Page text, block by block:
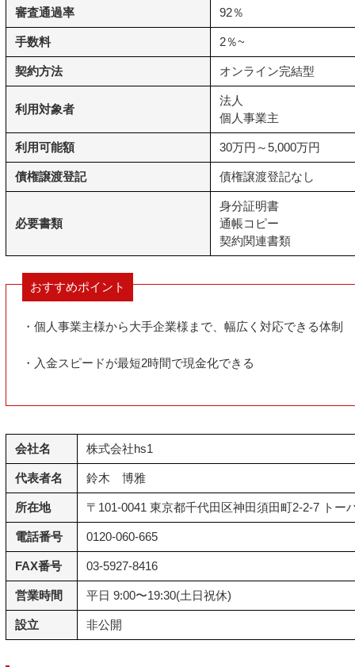
審査通過率 92％
手数料 2％~
契約方法 オンライン完結型
利用対象者
法人
個人事業主
利用可能額 30万円～5,000万円
債権譲渡登記 債権譲渡登記なし
必要書類
身分証明書
通帳コピー
契約関連書類
おすすめポイント
・個人事業主様から大手企業様まで、幅広く対応できる体制
・入金スピードが最短2時間で現金化できる
会社名 株式会社hs1
代表者名 鈴木 博雅
所在地 〒101-0041 東京都千代田区神田須田町2-2-7 トー
電話番号 0120-060-665
FAX番号 03-5927-8416
営業時間 平日 9:00〜19:30(土日祝休)
設立 非公開